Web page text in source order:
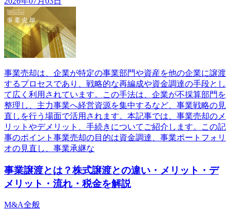
事業売却は、企業が特定の事業部門や資産を他の企業に譲渡
するプロセスであり、戦略的な再編成や資金調達の手段とし
て広く利用されています。この手法は、企業が不採算部門を
整理し、主力事業へ経営資源を集中するなど、事業戦略の見
直しを行う場面で活用されます。本記事では、事業売却のメ
リットやデメリット、手続きについてご紹介します。この記
事のポイント事業売却の目的は資金調達、事業ポートフォリ
オの見直し、事業承継な
事業譲渡とは？株式譲渡との違い・メリット・デ
メリット・流れ・税金を解説
M&A全般